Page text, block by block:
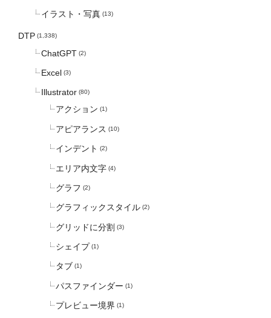
イラスト・写真 (13)
DTP (1,338)
ChatGPT (2)
Excel (3)
Illustrator (80)
アクション (1)
アピアランス (10)
インデント (2)
エリア内文字 (4)
グラフ (2)
グラフィックスタイル (2)
グリッドに分割 (3)
シェイプ (1)
タブ (1)
パスファインダー (1)
プレビュー境界 (1)